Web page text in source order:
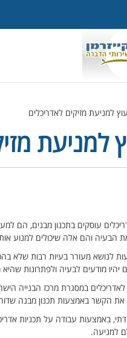
למניעת מזיקים לאדריכלים
למניעת
עוסקים בתכנון מבנים,
הבעיה והם אלה שיכולים למנוע
לנושא מעורר בעיות רבות שלא
יהיו מודעים לבעיה ולפתרונות
במסגרת מרכז הבנייה
הקשר באמצעות תכנון מבנה
באמצעות עבודה על תכניות
למניעה.